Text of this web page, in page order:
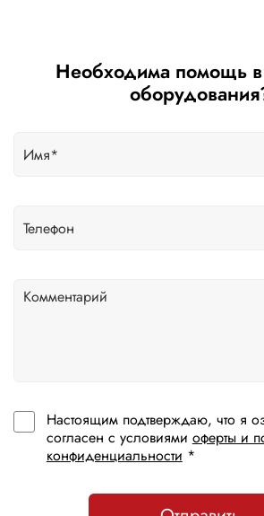
Необходима помощь
Настоящим подтверждаю, что я
согласен с условиями оферты и
конфиденциальности *